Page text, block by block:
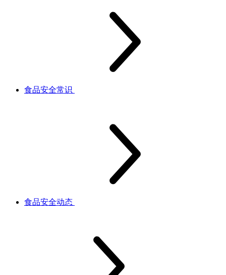
食品安全常识
食品安全动态